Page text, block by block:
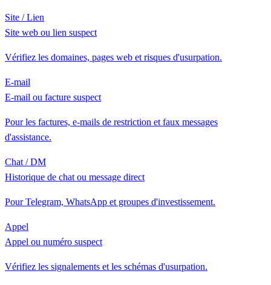
Site / Lien
Site web ou lien suspect
Vérifiez les domaines, pages web et risques d'usurpation.
E-mail
E-mail ou facture suspect
Pour les factures, e-mails de restriction et faux messages
d'assistance.
Chat / DM
Historique de chat ou message direct
Pour Telegram, WhatsApp et groupes d'investissement.
Appel
Appel ou numéro suspect
Vérifiez les signalements et les schémas d'usurpation.